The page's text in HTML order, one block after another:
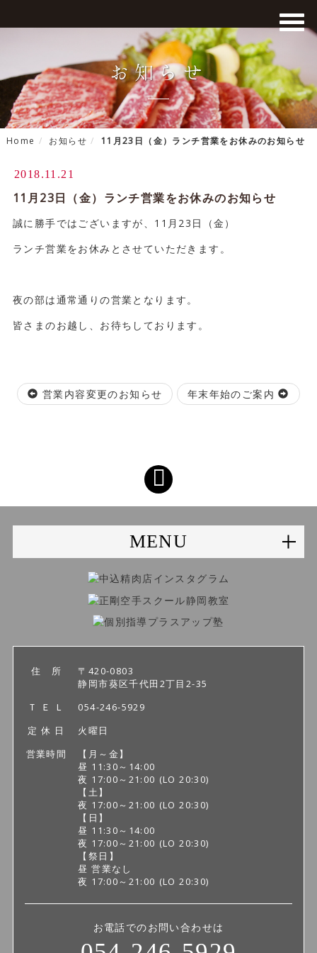
お知らせ
Home お知らせ 11月23日（金）ランチ営業をお休みのお知らせ
2018.11.21
11月23日（金）ランチ営業をお休みのお知らせ
誠に勝手ではございますが、11月23日（金）
ランチ営業をお休みとさせていただきます。
夜の部は通常通りの営業となります。
皆さまのお越し、お待ちしております。
営業内容変更のお知らせ 年末年始のご案内
MENU
住 所
〒420-0803
静岡市葵区千代田2丁目2-35
Ｔ Ｅ Ｌ
054-246-5929
定 休 日
火曜日
営業時間
【月～金】
昼 11:30～14:00
夜 17:00～21:00 (LO 20:30)
【土】
夜 17:00～21:00 (LO 20:30)
【日】
昼 11:30～14:00
夜 17:00～21:00 (LO 20:30)
【祭日】
昼 営業なし
夜 17:00～21:00 (LO 20:30)
お電話でのお問い合わせは